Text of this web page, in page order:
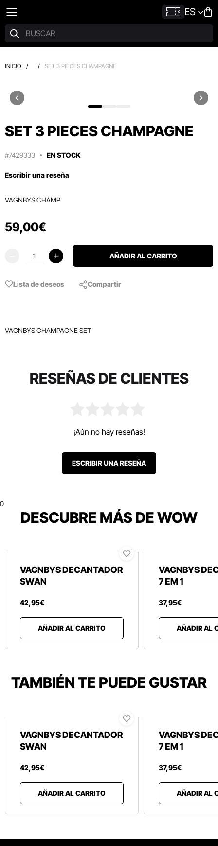
ES
INICIO / / SET 3 PIECES CHAMPAGNE
SET 3 PIECES CHAMPAGNE
#7429333 EN STOCK
Escribir una reseña
VAGNBYS CHAMP
59,00€
AÑADIR AL CARRITO
Lista de deseos Compartir
VAGNBYS CHAMPAGNE SET
RESEÑAS DE CLIENTES
¡Aún no hay reseñas!
ESCRIBIR UNA RESEÑA
0
DESCUBRE MÁS DE WOW
VAGNBYS DECANTADOR
SWAN
42,95€
AÑADIR AL CARRITO
VAGNBYS
7 EM 1
37,95€
AÑADIR AL
TAMBIÉN TE PUEDE GUSTAR
VAGNBYS DECANTADOR
SWAN
42,95€
AÑADIR AL CARRITO
VAGNBYS
7 EM 1
37,95€
AÑADIR AL